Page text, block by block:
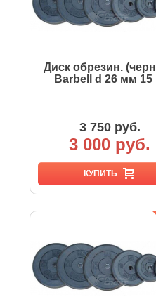
Диск обрезин.
Barbell d 26 мм 15
3 750 руб.
3 000 руб.
КУПИТЬ